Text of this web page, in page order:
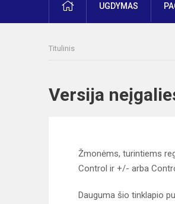
PRADŽIAUGDYMAS
Titulinis
Versija
Žmonėms, turintiems
Control ir +/- arba
Dauguma šio tinklapio